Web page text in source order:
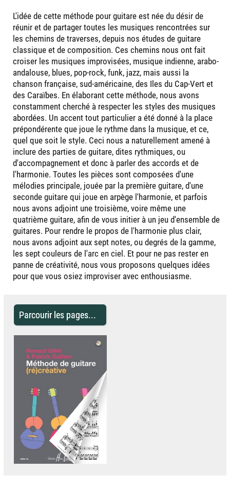
L'idée de cette méthode pour guitare est née du désir de
réunir et de partager toutes les musiques rencontrées sur
les chemins de traverses, depuis nos études de guitare
classique et de composition. Ces chemins nous ont fait
croiser les musiques improvisées, musique indienne, arabo-
andalouse, blues, pop-rock, funk, jazz, mais aussi la
chanson française, sud-américaine, des Iles du Cap-Vert et
des Caraïbes. En élaborant cette méthode, nous avons
constamment cherché à respecter les styles des musiques
abordées. Un accent tout particulier a été donné à la place
prépondérente que joue le rythme dans la musique, et ce,
quel que soit le style. Ceci nous a naturellement amené à
inclure des parties de guitare, dites rythmiques, ou
d'accompagnement et donc à parler des accords et de
l'harmonie. Toutes les pièces sont composées d'une
mélodies principale, jouée par la première guitare, d'une
seconde guitare qui joue en arpège l'harmonie, et parfois
nous avons adjoint une troisième, voire même une
quatrième guitare, afin de vous initier à un jeu d'ensemble de
guitares. Pour rendre le propos de l'harmonie plus clair,
nous avons adjoint aux sept notes, ou degrés de la gamme,
les sept couleurs de l'arc en ciel. Et pour ne pas rester en
panne de créativité, nous vous proposons quelques idées
pour que vous osiez improviser avec enthousiasme.
Parcourir les pages...